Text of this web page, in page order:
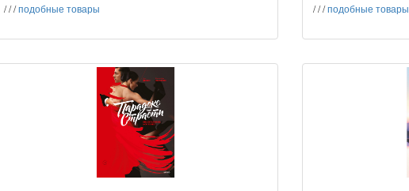
///подобные товары
///подобные товары